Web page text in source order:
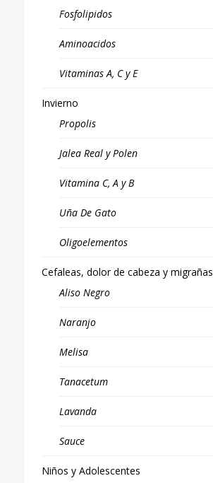
Fosfolipidos
Aminoacidos
Vitaminas A, C y E
Invierno
Propolis
Jalea Real y Polen
Vitamina C, A y B
Uña De Gato
Oligoelementos
Cefaleas, dolor de cabeza y migrañas
Aliso Negro
Naranjo
Melisa
Tanacetum
Lavanda
Sauce
Niños y Adolescentes